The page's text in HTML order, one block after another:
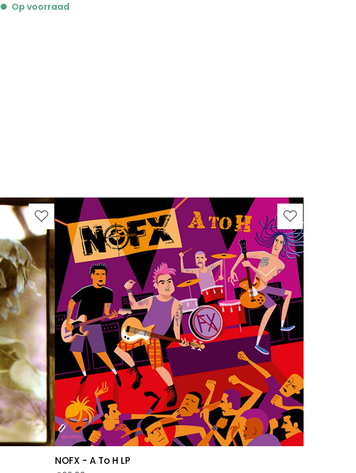
Op voorraad
NOFX - A To H LP